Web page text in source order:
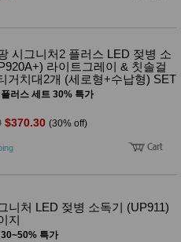
시그니처2 플러스 LED 젖병 소
라이트그레이 & 칫솔걸
거치대2개 (세로형+수납형) SET
러스 세트 30% 특가
$370.30 (30% off)
니처 LED 젖병 소독기 (UP911)
지
특가